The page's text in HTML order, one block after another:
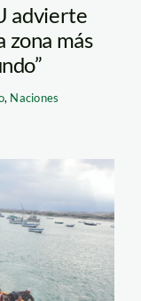
advierte
zona más
, Naciones